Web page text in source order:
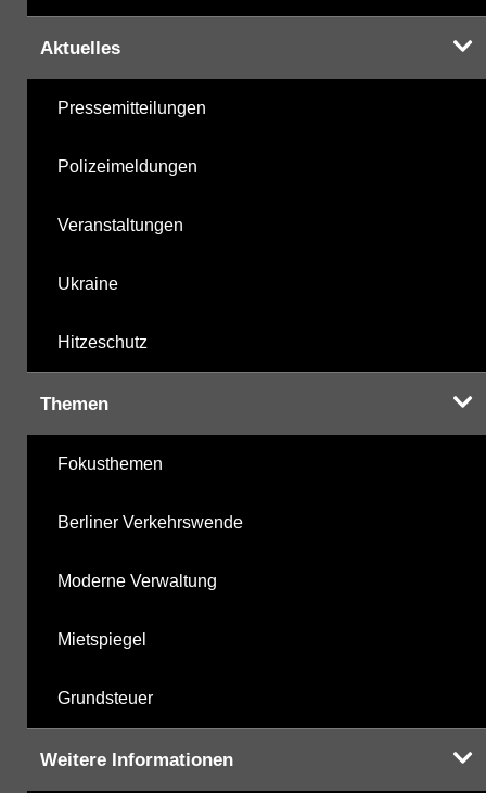
Aktuelles
Pressemitteilungen
Polizeimeldungen
Veranstaltungen
Ukraine
Hitzeschutz
Themen
Fokusthemen
Berliner Verkehrswende
Moderne Verwaltung
Mietspiegel
Grundsteuer
Weitere Informationen